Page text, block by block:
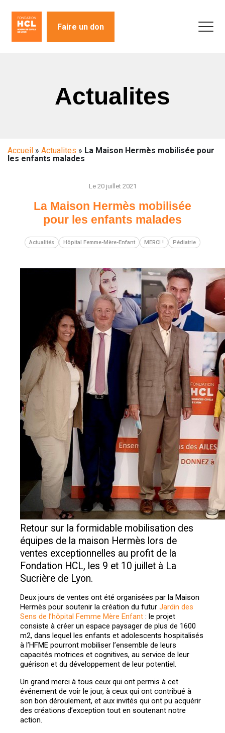
Faire un don
Actualites
Accueil » Actualites » La Maison Hermès mobilisée pour
les enfants malades
Le 20 juillet 2021
La Maison Hermès mobilisée
pour les enfants malades
Actualités Hôpital Femme-Mère-Enfant MERCI ! Pédiatrie
Retour sur la formidable mobilisation des
équipes de la maison Hermès lors de
ventes exceptionnelles au profit de la
Fondation HCL, les 9 et 10 juillet à La
Sucrière de Lyon.
Deux jours de ventes ont été organisées par la Maison
Hermès pour soutenir la création du futur Jardin des
Sens de l’hôpital Femme Mère Enfant : le projet
consiste à créer un espace paysager de plus de 1600
m2, dans lequel les enfants et adolescents hospitalisés
à l’HFME pourront mobiliser l’ensemble de leurs
capacités motrices et cognitives, au service de leur
guérison et du développement de leur potentiel.
Un grand merci à tous ceux qui ont permis à cet
événement de voir le jour, à ceux qui ont contribué à
son bon déroulement, et aux invités qui ont pu acquérir
des créations d’exception tout en soutenant notre
action.